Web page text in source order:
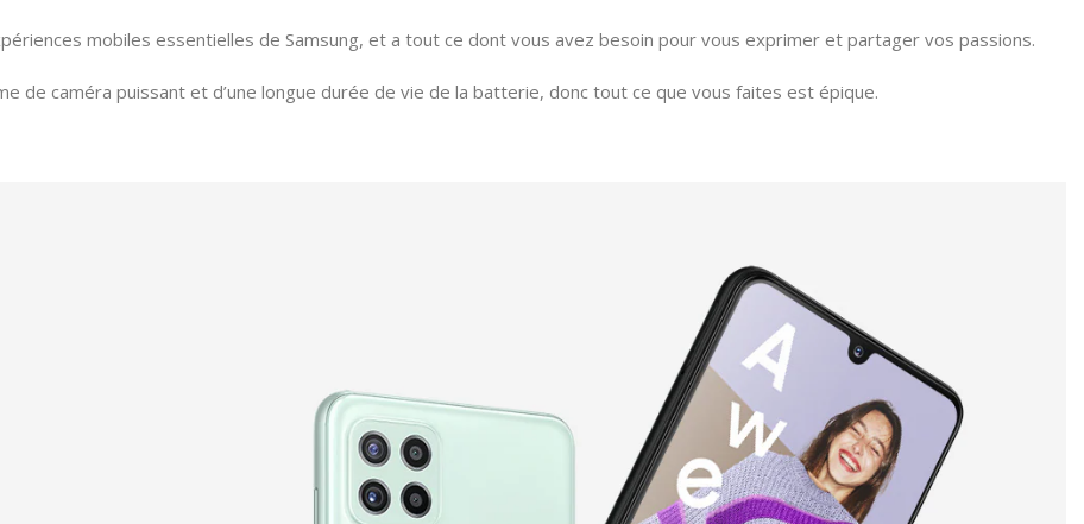
mobiles essentielles de Samsung, et a tout ce dont vous avez besoin pour vous exprimer et partager vos passions.
de caméra puissant et d’une longue durée de vie de la batterie, donc tout ce que vous faites est épique.